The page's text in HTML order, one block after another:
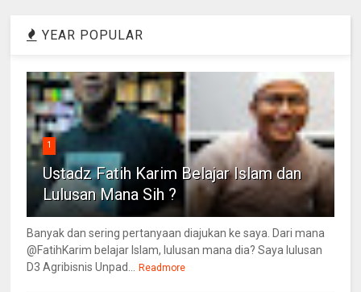
YEAR POPULAR
1
Ustadz Fatih Karim Belajar Islam dan
Lulusan Mana Sih ?
Banyak dan sering pertanyaan diajukan ke saya. Dari mana
@FatihKarim belajar Islam, lulusan mana dia? Saya lulusan
D3 Agribisnis Unpad...
Readmore